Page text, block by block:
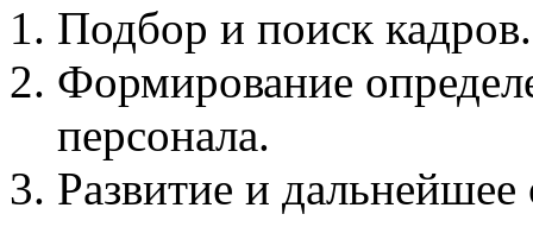
Подбор и поиск кадров.
Формирование
персонала.
Развитие и